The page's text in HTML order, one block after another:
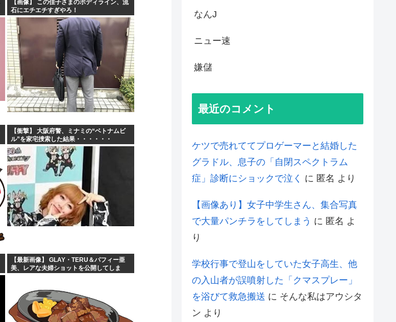
【画像】 この佳子さまのボディライン、流
石にエチエチすぎやろ！
【衝撃】 大阪府警、ミナミの“ベトナムビ
ル”を家宅捜索した結果・・・・・・
【最新画像】 GLAY・TERU＆パフィー亜
美、レアな夫婦ショットを公開してしま
なんJ
ニュー速
嫌儲
最近のコメント
ケツで売れててプロゲーマーと結婚した
グラドル、息子の「自閉スペクトラム
症」診断にショックで泣く に 匿名 より
【画像あり】女子中学生さん、集合写真
で大量パンチラをしてしまう に 匿名 よ
り
学校行事で登山をしていた女子高生、他
の入山者が誤噴射した「クマスプレー」
を浴びて救急搬送 に そんな私はアウシタ
ン より